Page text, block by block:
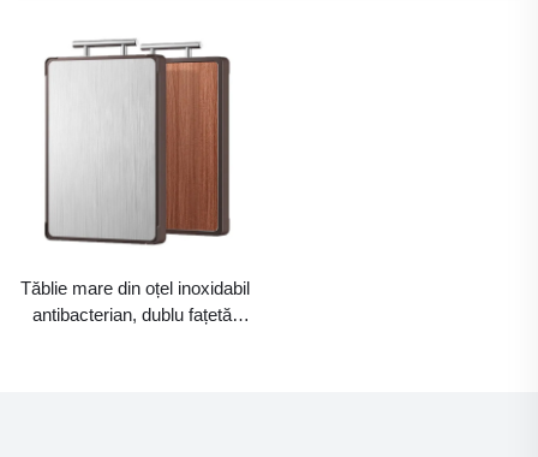
Tăblie mare din oțel inoxidabil
antibacterian, dublu fațetă,